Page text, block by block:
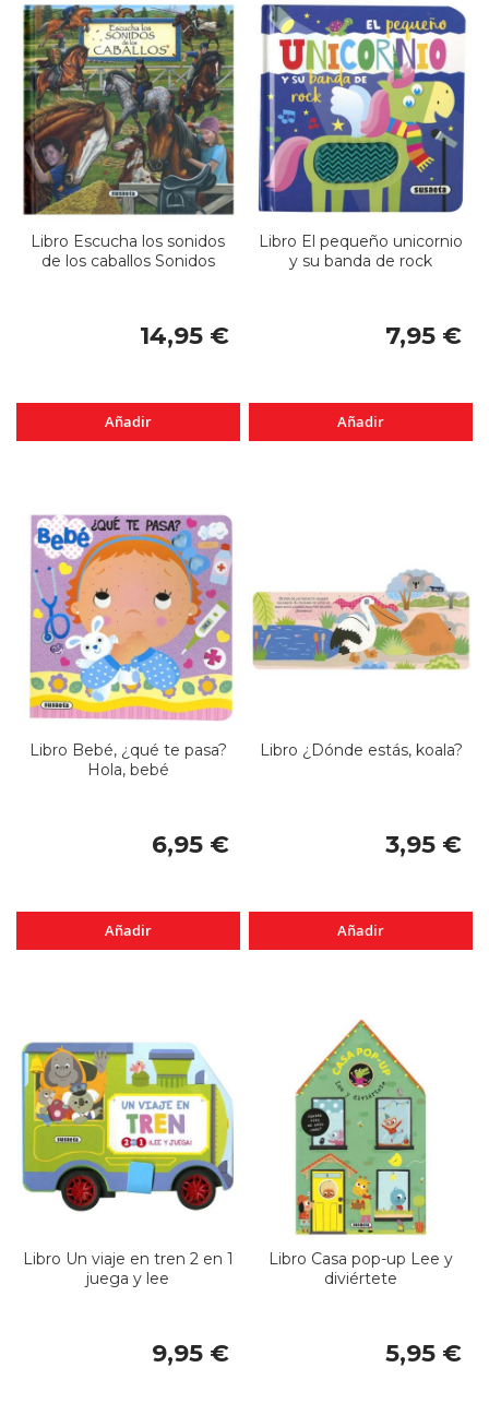
Libro Escucha los sonidos
de los caballos Sonidos
14,95 €
Añadir
Libro El pequeño unicornio
y su banda de rock
7,95 €
Añadir
Libro Bebé, ¿qué te pasa?
Hola, bebé
6,95 €
Añadir
Libro ¿Dónde estás, koala?
3,95 €
Añadir
Libro Un viaje en tren 2 en 1
juega y lee
9,95 €
Libro Casa pop-up Lee y
diviértete
5,95 €